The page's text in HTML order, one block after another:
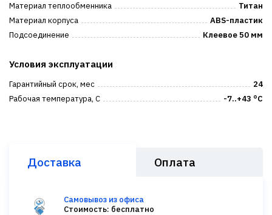
Материал теплообменника
Титан
Материал корпуса
ABS-пластик
Подсоединение
Клеевое 50 мм
Условия эксплуатации
Гарантийный срок, мес
24
Рабочая температура, С
-7..+43 °C
Доставка Оплата
Самовывоз из офиса
Стоимость: бесплатно